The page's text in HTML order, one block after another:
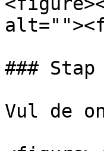
### Stap
Vul de